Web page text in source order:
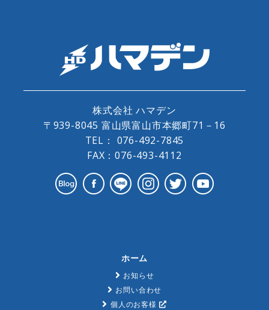
株式会社 ハマデン
〒939-8045 富山県富山市本郷町71－16
TEL： 076-492-7845
FAX：076-493-4112
ホーム
お知らせ
お問い合わせ
個人のお客様